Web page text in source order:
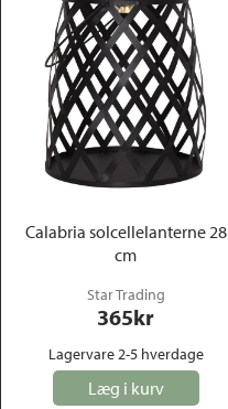
Calabria solcellelanterne 28
cm
Star Trading
365kr
Lagervare 2-5 hverdage
Læg i kurv